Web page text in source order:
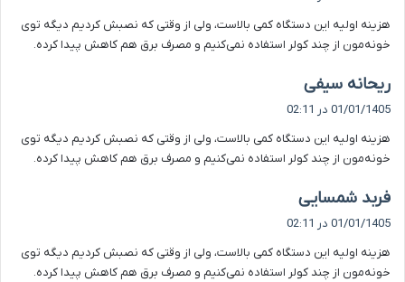
:
هزینه اولیه این دستگاه کمی بالاست، ولی از وقتی که نصبش کردیم دیگه توی
خونه‌مون از چند کولر استفاده نمی‌کنیم و مصرف برق هم کاهش پیدا کرده.
ریحانه سیفی
ف
:
01/01/1405 در 02:11
هزینه اولیه این دستگاه کمی بالاست، ولی از وقتی که نصبش کردیم دیگه توی
خونه‌مون از چند کولر استفاده نمی‌کنیم و مصرف برق هم کاهش پیدا کرده.
فربد شمسایی
ف
:
01/01/1405 در 02:11
هزینه اولیه این دستگاه کمی بالاست، ولی از وقتی که نصبش کردیم دیگه توی
خونه‌مون از چند کولر استفاده نمی‌کنیم و مصرف برق هم کاهش پیدا کرده.